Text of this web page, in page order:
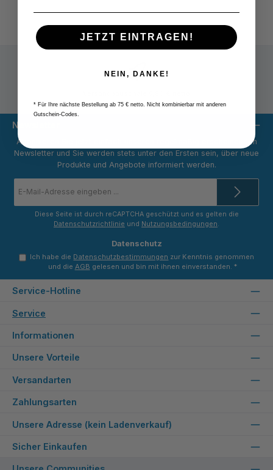
Newsletter
Abonnieren Sie jetzt einfach unseren regelmäßig erscheinenden
Newsletter und Sie werden stets unter den Ersten sein, über neue
Produkte und Angebote informiert werden.
Mail-
*
Diese Seite ist durch reCAPTCHA geschützt und es gelten die
Datenschutzrichtlinie und Nutzungsbedingungen.
Datenschutz
Ich habe die Datenschutzbestimmungen zur Kenntnis genommen
und die AGB gelesen und bin mit ihnen einverstanden. *
Service-Hotline
Service
Informationen
Unsere Vorteile
Versandarten
Zahlungsarten
Unsere Adresse (kein Ladenverkauf)
Sicher Einkaufen
JETZT EINTRAGEN!
NEIN, DANKE!
* Für Ihre nächste Bestellung ab 75 € netto. Nicht kombinierbar mit anderen
Gutschein-Codes.